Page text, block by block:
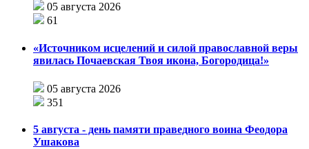
05 августа 2026
61
«Источником исцелений и силой православной веры
явилась Почаевская Твоя икона, Богородица!»
05 августа 2026
351
5 августа - день памяти праведного воина Феодора
Ушакова